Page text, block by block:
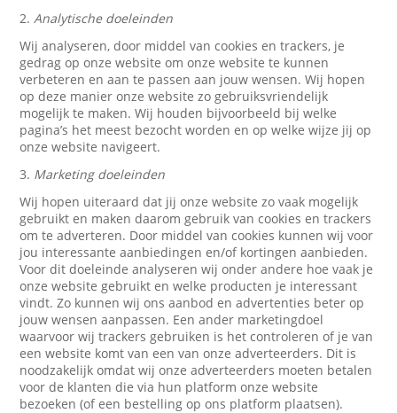
2.Analytische doeleinden
Wij analyseren, door middel van cookies en trackers, je
gedrag op onze website om onze website te kunnen
verbeteren en aan te passen aan jouw wensen. Wij hopen
op deze manier onze website zo gebruiksvriendelijk
mogelijk te maken. Wij houden bijvoorbeeld bij welke
pagina’s het meest bezocht worden en op welke wijze jij op
onze website navigeert.
3. Marketing doeleinden
Wij hopen uiteraard dat jij onze website zo vaak mogelijk
gebruikt en maken daarom gebruik van cookies en trackers
om te adverteren. Door middel van cookies kunnen wij voor
jou interessante aanbiedingen en/of kortingen aanbieden.
Voor dit doeleinde analyseren wij onder andere hoe vaak je
onze website gebruikt en welke producten je interessant
vindt. Zo kunnen wij ons aanbod en advertenties beter op
jouw wensen aanpassen. Een ander marketingdoel
waarvoor wij trackers gebruiken is het controleren of je van
een website komt van een van onze adverteerders. Dit is
noodzakelijk omdat wij onze adverteerders moeten betalen
voor de klanten die via hun platform onze website
bezoeken (of een bestelling op ons platform plaatsen).